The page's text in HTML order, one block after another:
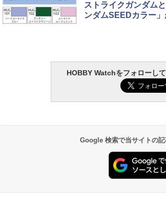
ストライクガンダム
ンダムSEEDカラー
HOBBY Watchをフォローし
Google 検索で当サイトの